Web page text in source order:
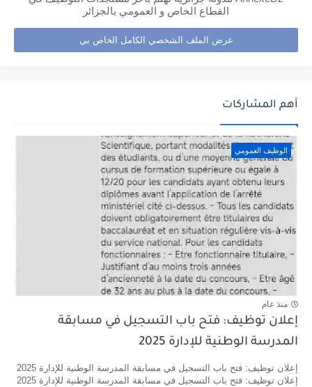
القطاع الخاص و العمومي بالجزائر
عرض الملف الشخصي الكامل الخاص بي
أهم المشاركات
الوظيف العمومي
منذ عام
إعلان توظيف: فتح باب التسجيل في مسابقة
المدرسة الوطنية للإدارة 2025
إعلان توظيف: فتح باب التسجيل في مسابقة المدرسة الوطنية للإدارة 2025
إعلان توظيف: فتح باب التسجيل في مسابقة المدرسة الوطنية للإدارة 2025